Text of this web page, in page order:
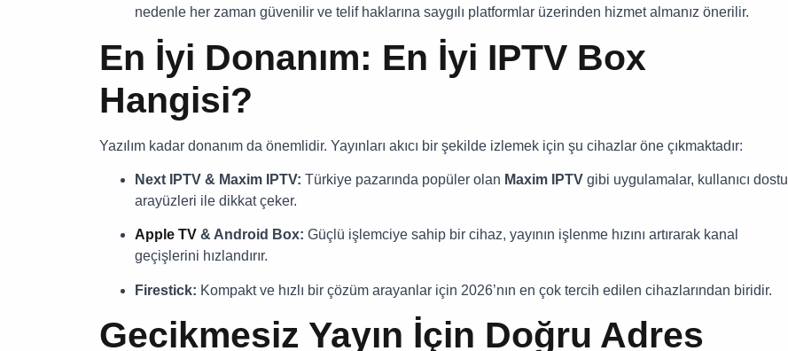
nedenle her zaman güvenilir ve telif haklarına saygılı platformlar üzerinden hizmet almanız önerilir.
En İyi Donanım: En İyi IPTV Box
Hangisi?
Yazılım kadar donanım da önemlidir. Yayınları akıcı bir şekilde izlemek için şu cihazlar öne çıkmaktadır:
Next IPTV & Maxim IPTV: Türkiye pazarında popüler olan Maxim IPTV gibi uygulamalar, kullanıcı dostu
arayüzleri ile dikkat çeker.
Apple TV & Android Box: Güçlü işlemciye sahip bir cihaz, yayının işlenme hızını artırarak kanal
geçişlerini hızlandırır.
Firestick: Kompakt ve hızlı bir çözüm arayanlar için 2026’nın en çok tercih edilen cihazlarından biridir.
Gecikmesiz Yayın İçin Doğru Adres